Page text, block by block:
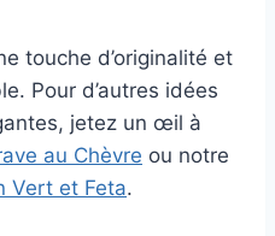
touche d’originalité et
Pour d’autres idées
jetez un œil à
au Chèvre ou notre
Vert et Feta.